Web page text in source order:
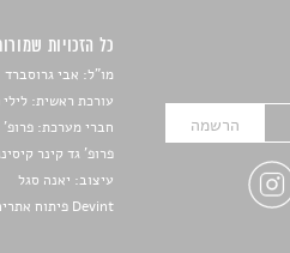
כל הזכויות שמורות
מו"ל: אבי גרוסברד
עורכת ראשית: לילי
חברי מערכת: פרופ'
פרופ' גד קינר
עיצוב: יאנה סגל
Devint פיתוח אתרים: דוד רוברט, אופיר פאר